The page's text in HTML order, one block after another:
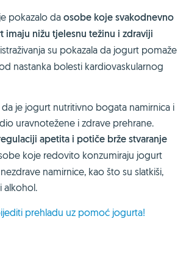
pokazalo da osobe koje svakodnevno
imaju nižu tjelesnu težinu i zdraviji
su pokazala da jogurt pomaže
nastanka bolesti kardiovaskularnog
je jogurt nutritivno bogata namirnica i
uravnotežene i zdrave prehrane.
apetita i potiče brže stvaranje
koje redovito konzumiraju jogurt
namirnice, kao što su slatkiši,
alkohol.
prehladu uz pomoć jogurta!